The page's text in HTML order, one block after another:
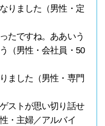
りました（男性・定
たですね。ああいう
（男性・会社員・50
ました（男性・専門
ストが思い切り話せ
・主婦／アルバイ